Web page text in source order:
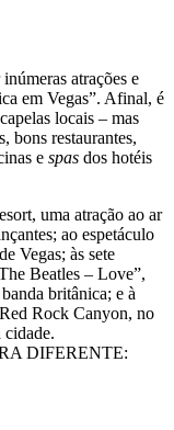
atrações e
em Vegas”. Afinal, é
locais – mas
bons restaurantes,
e spas dos hotéis
uma atração ao ar
ao espetáculo
Vegas; às sete
Beatles – Love”,
britânica; e à
Rock Canyon, no